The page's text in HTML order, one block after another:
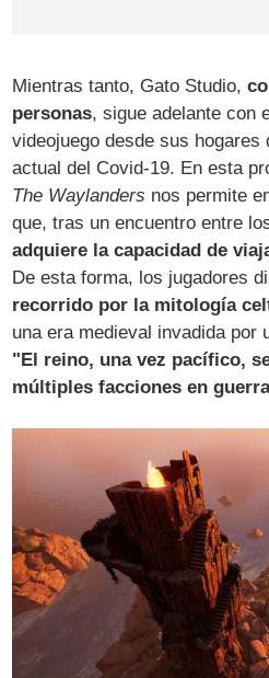
Mientras tanto, Gato Studio,
personas, sigue adelante con
videojuego desde sus hogares
actual del Covid-19. En esta
The Waylanders nos permite
que, tras un encuentro entre
adquiere la capacidad de
De esta forma, los jugadores
recorrido por la mitología
una era medieval invadida por
"El reino, una vez pacífico,
múltiples facciones en